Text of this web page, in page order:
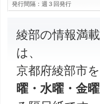
発行間隔： 週３回発行
綾部の情報
は、
京都府綾部市
曜・水曜・金